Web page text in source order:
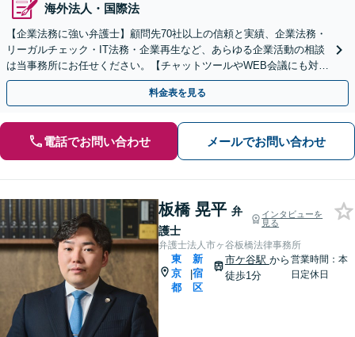
海外法人・国際法
【企業法務に強い弁護士】顧問先70社以上の信頼と実績、企業法務・
リーガルチェック・IT法務・企業再生など、あらゆる企業活動の相談
は当事務所にお任せください。【チャットツールやWEB会議にも対
応】
料金表を見る
電話でお問い合わせ メールでお問い合わせ
板橋 晃平 弁
護士
インタビューを
見る
弁護士法人市ヶ谷板橋法律事務所
東
京
都
|
新
宿
区
市ケ谷駅 から
徒歩1分
営業時間：本
日定休日